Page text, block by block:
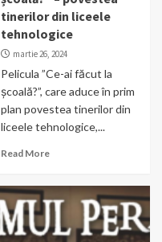
tinerilor din liceele
tehnologice
martie 26, 2024
Pelicula ”Ce-ai făcut la
școală?”, care aduce în prim
plan povestea tinerilor din
liceele tehnologice,...
Read More